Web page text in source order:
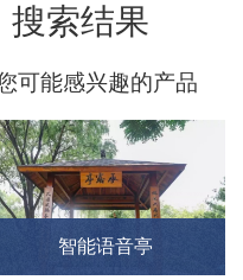
搜索结果
可能感兴趣的产品
智能语音亭